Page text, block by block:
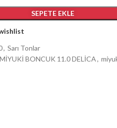
SEPETE EKLE
, Sarı Tonlar
MİYUKİ BONCUK 11.0 DELİCA,